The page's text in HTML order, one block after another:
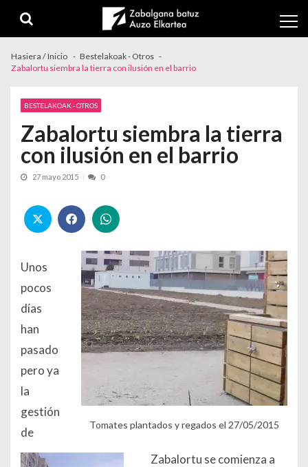
Hasiera / Inicio
Bestelakoak - Otros
Zabalortu siembra la tierra con ilusión en el barrio
BESTELAKOAK - OTROS
Zabalortu siembra la tierra
con ilusión en el barrio
27 mayo 2015 0
Tomates plantados y regados el 27/05/2015
Unos
pocos
días
han
pasado
pero ya
la
gestión
de
Zabalortu se comienza a